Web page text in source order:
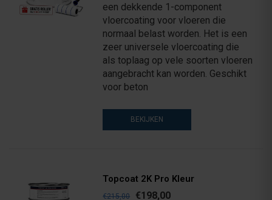
een dekkende 1-component
vloercoating voor vloeren die
normaal belast worden. Het is een
zeer universele vloercoating die
als toplaag op vele soorten vloeren
aangebracht kan worden. Geschikt
voor beton
BEKIJKEN
Topcoat 2K Pro Kleur
€215,00 €198,00